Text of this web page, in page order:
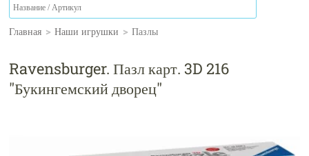
Главная > Наши игрушки > Пазлы
Ravensburger. Пазл карт. 3D 216
"Букингемский дворец"